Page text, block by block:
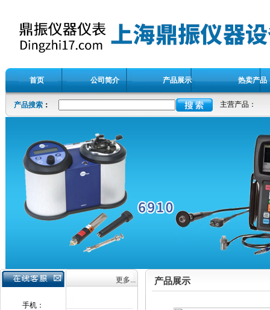
首页 公司简介 产品展示 热卖产品
产品搜索 ： 主营产品：
手机：
产品目录 更多...
涂膜机
产品展示